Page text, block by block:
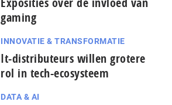
gaming
INNOVATIE & TRANSFORMATIE
It-dis­tri­bu­teurs willen grotere
rol in tech-ecosysteem
DATA & AI